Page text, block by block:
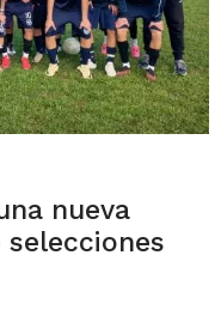
nueva